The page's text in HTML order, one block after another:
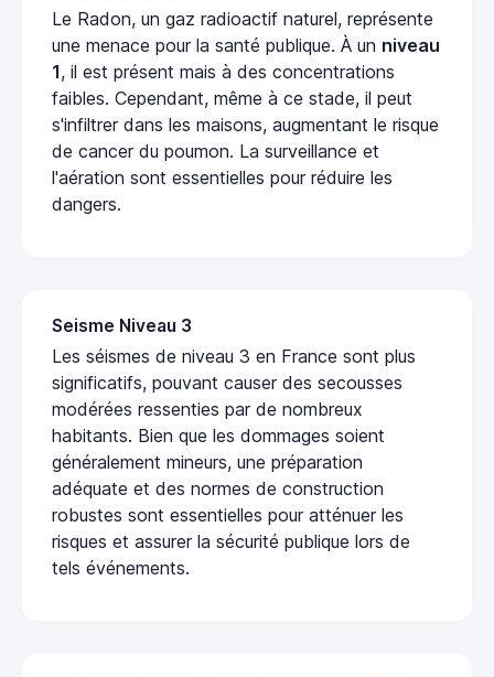
Le Radon, un gaz radioactif naturel, représente
une menace pour la santé publique. À un niveau
1, il est présent mais à des concentrations
faibles. Cependant, même à ce stade, il peut
s'infiltrer dans les maisons, augmentant le risque
de cancer du poumon. La surveillance et
l'aération sont essentielles pour réduire les
dangers.
Seisme Niveau 3
Les séismes de niveau 3 en France sont plus
significatifs, pouvant causer des secousses
modérées ressenties par de nombreux
habitants. Bien que les dommages soient
généralement mineurs, une préparation
adéquate et des normes de construction
robustes sont essentielles pour atténuer les
risques et assurer la sécurité publique lors de
tels événements.